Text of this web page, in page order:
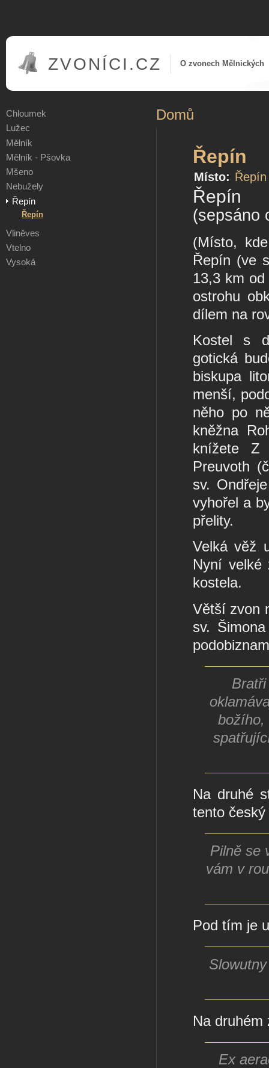
ZVONÍCI.CZ O zvonech Mělnických
Chloumek
Lužec
Mělník
Mělník - Pšovka
Mšeno
Nebužely
Řepín
Řepín
Vliněves
Vtelno
Vysoká
Domů
Řepín
Místo: Řepín
Řepín
(sepsáno
(Místo,
Řepín (ve
13,3 km
ostrohu
dílem na
Kostel s
gotická
biskupa
menší,
něho po
kněžna
knížete Z
Preuvoth
sv.
vyhořel a
přelity.
Velká věž
Nyní velké
kostela.
Větší zvon
sv.
božího,
Na druhé
tento český
Pilně se
vám v
Pod tím je
Na druhém
Ex